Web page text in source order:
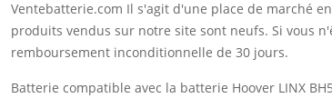
Ventebatterie.com Il s'agit d'une place de marché
produits vendus sur notre site sont neufs. Si vous
remboursement inconditionnelle de 30 jours.
Batterie compatible avec la batterie Hoover LINX